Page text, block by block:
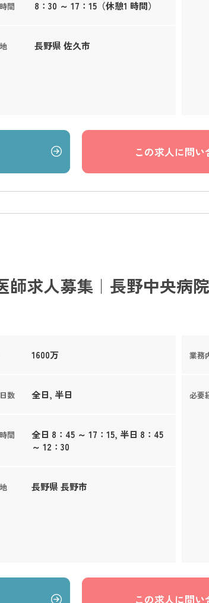
間 8：30 ～ 17：15（休憩1 時間）
長野県 佐久市
この求人に問い
師求人募集｜長野中央病
1600万
数 全日, 半日
間
全日 8：45 ～ 17：15, 半日 8：45
～ 12：30
長野県 長野市
業務
必要
この求人に問い